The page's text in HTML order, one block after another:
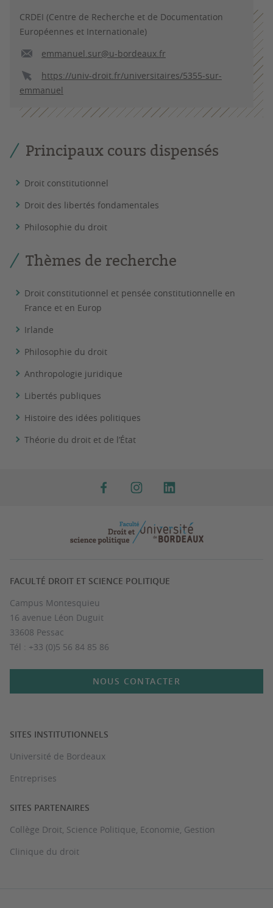
CRDEI (Centre de Recherche et de Documentation
Européennes et Internationale)
emmanuel.sur@u-bordeaux.fr
https://univ-droit.fr/universitaires/5355-sur-
emmanuel
Principaux cours dispensés
Droit constitutionnel
Droit des libertés fondamentales
Philosophie du droit
Thèmes de recherche
Droit constitutionnel et pensée constitutionnelle en
France et en Europ
Irlande
Philosophie du droit
Anthropologie juridique
Libertés publiques
Histoire des idées politiques
Théorie du droit et de l’État
FACULTÉ DROIT ET SCIENCE POLITIQUE
Campus Montesquieu
16 avenue Léon Duguit
33608 Pessac
Tél : +33 (0)5 56 84 85 86
NOUS CONTACTER
SITES INSTITUTIONNELS
Université de Bordeaux
Entreprises
SITES PARTENAIRES
Collège Droit, Science Politique, Economie, Gestion
Clinique du droit